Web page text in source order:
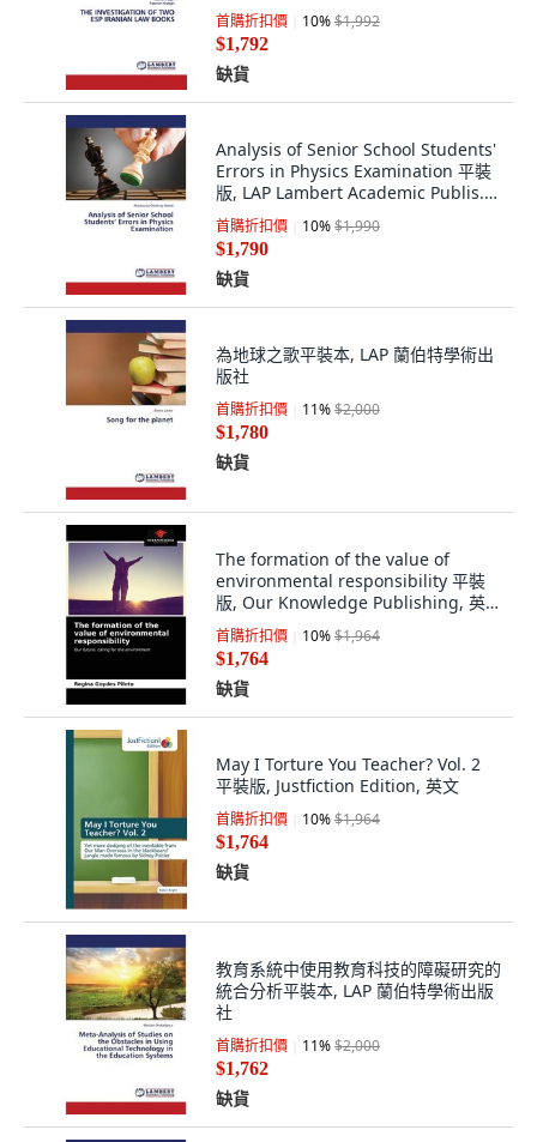
首購折扣價 10%$1,992
$1,792
缺貨
Analysis of Senior School Students'
Errors in Physics Examination 平裝
版, LAP Lambert Academic Publis...,
英文
首購折扣價 10%$1,990
$1,790
缺貨
為地球之歌平裝本, LAP 蘭伯特學術出
版社
首購折扣價 11%$2,000
$1,780
缺貨
The formation of the value of
environmental responsibility 平裝
版, Our Knowledge Publishing, 英
文
首購折扣價 10%$1,964
$1,764
缺貨
May I Torture You Teacher? Vol. 2
平裝版, Justfiction Edition, 英文
首購折扣價 10%$1,964
$1,764
缺貨
教育系統中使用教育科技的障礙研究的
統合分析平裝本, LAP 蘭伯特學術出版
社
首購折扣價 11%$2,000
$1,762
缺貨